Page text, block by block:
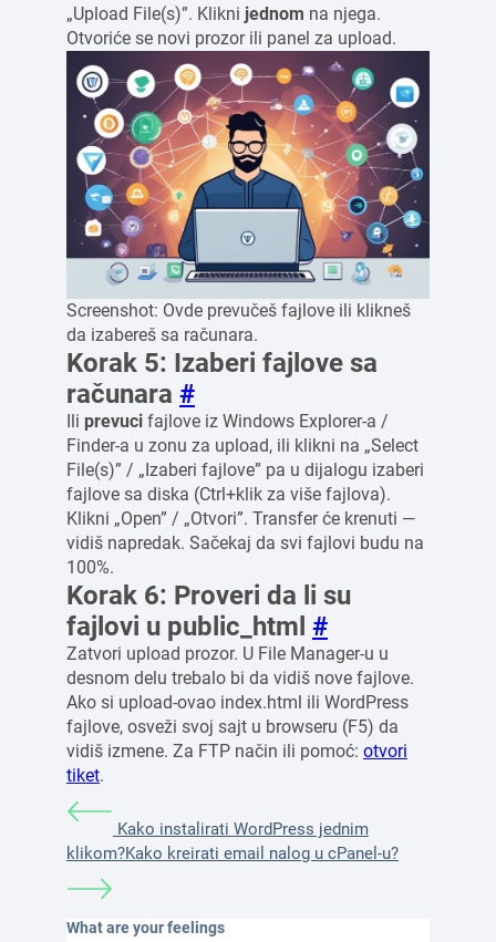
„Upload File(s)”. Klikni jednom na njega.
Otvoriće se novi prozor ili panel za upload.
Screenshot: Ovde prevučeš fajlove ili klikneš
da izabereš sa računara.
Korak 5: Izaberi fajlove sa
računara #
Ili prevuci fajlove iz Windows Explorer-a /
Finder-a u zonu za upload, ili klikni na „Select
File(s)” / „Izaberi fajlove” pa u dijalogu izaberi
fajlove sa diska (Ctrl+klik za više fajlova).
Klikni „Open” / „Otvori”. Transfer će krenuti —
vidiš napredak. Sačekaj da svi fajlovi budu na
100%.
Korak 6: Proveri da li su
fajlovi u public_html #
Zatvori upload prozor. U File Manager-u u
desnom delu trebalo bi da vidiš nove fajlove.
Ako si upload-ovao index.html ili WordPress
fajlove, osveži svoj sajt u browseru (F5) da
vidiš izmene. Za FTP način ili pomoć: otvori
tiket.
Kako instalirati WordPress jednim
klikom?Kako kreirati email nalog u cPanel-u?
What are your feelings